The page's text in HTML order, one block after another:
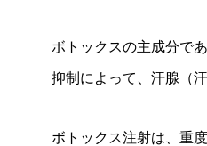
ボトックスの主成分で
抑制によって、汗腺（
ボトックス注射は、重